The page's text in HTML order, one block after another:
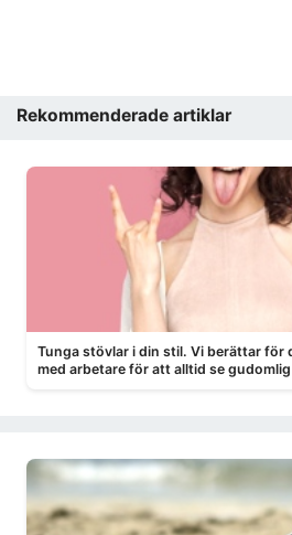
Rekommenderade artiklar
Tunga stövlar i din stil. Vi berättar för
med arbetare för att alltid se